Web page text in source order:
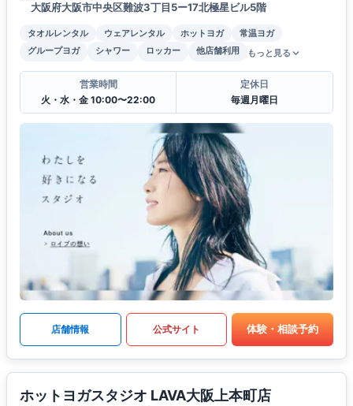
大阪府大阪市中央区難波3丁目5ー17北極星ビル5階
タオルレンタル ウェアレンタル ホットヨガ
常温ヨガ
グループヨガ
シャワー ロッカー 他店舗利用 もっと見る
営業時間
火・水・金 10:00〜22:00
定休日
毎週月曜日
店舗情報 公式サイト 体験・相談予約
ホットヨガスタジオ LAVA大阪上本町店